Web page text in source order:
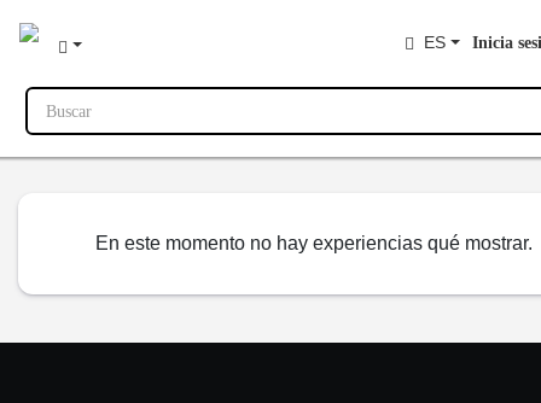
ES Inicia
Buscar
En este momento no hay experiencias qué mostrar.